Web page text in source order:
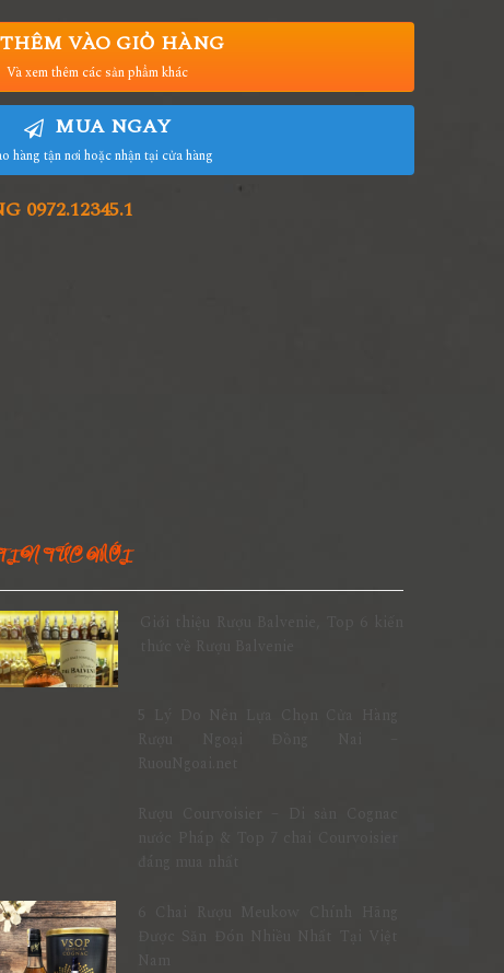
THÊM VÀO GIỎ HÀNG
Và xem thêm các sản phẩm khác
MUA NGAY
hàng tận nơi hoặc nhận tại cửa hàng
0972.12345.1
TỨC MỚI